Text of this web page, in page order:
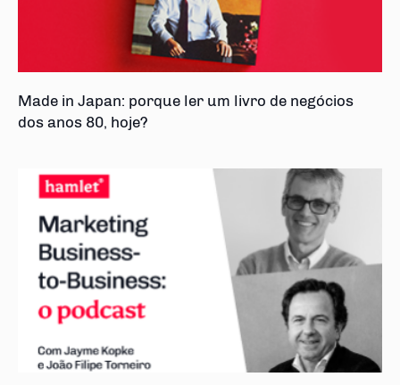
Made in Japan: porque ler um livro de negócios
dos anos 80, hoje?